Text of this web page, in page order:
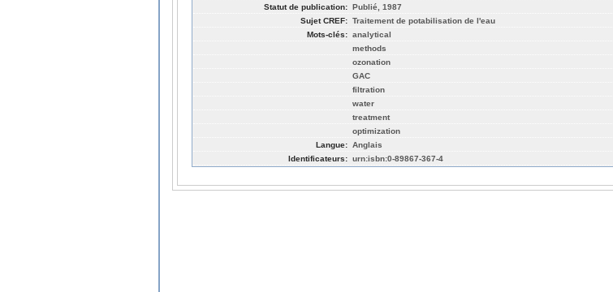
Statut de publication: Publié, 1987
Sujet CREF: Traitement de potabilisation de l'eau
Mots-clés: analytical
methods
ozonation
GAC
filtration
water
treatment
optimization
Langue: Anglais
Identificateurs: urn:isbn:0-89867-367-4